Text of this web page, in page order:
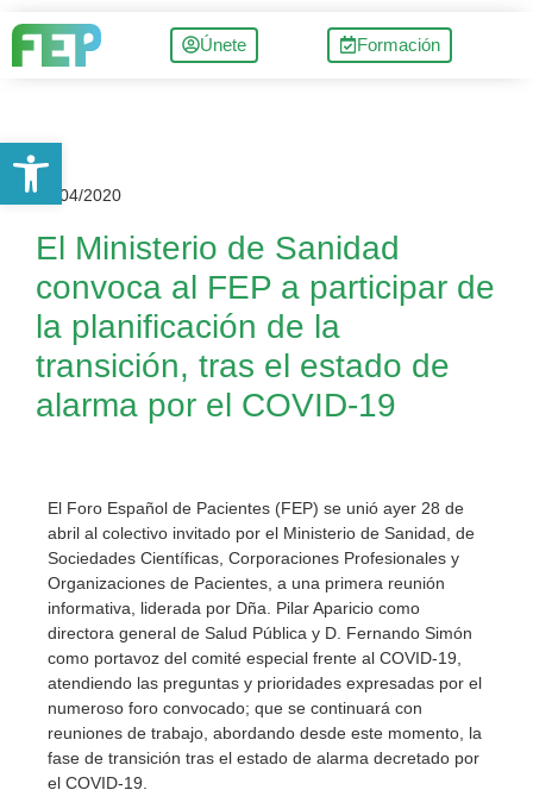
Únete Formación
29/04/2020
El Ministerio de Sanidad
convoca al FEP a participar de
la planificación de la
transición, tras el estado de
alarma por el COVID-19
El Foro Español de Pacientes (FEP) se unió ayer 28 de
abril al colectivo invitado por el Ministerio de Sanidad, de
Sociedades Científicas, Corporaciones Profesionales y
Organizaciones de Pacientes, a una primera reunión
informativa, liderada por Dña. Pilar Aparicio como
directora general de Salud Pública y D. Fernando Simón
como portavoz del comité especial frente al COVID-19,
atendiendo las preguntas y prioridades expresadas por el
numeroso foro convocado; que se continuará con
reuniones de trabajo, abordando desde este momento, la
fase de transición tras el estado de alarma decretado por
el COVID-19.
Abrir barra de herramientas